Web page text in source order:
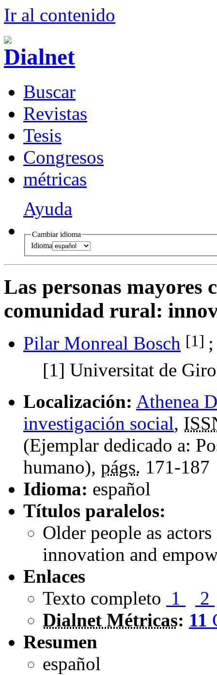
Ir al contenido
Buscar
Revistas
Tesis
Congresos
métricas
Ayuda
Cambiar idioma
Idioma
Las personas mayores
comunidad rural:
Pilar Monreal Bosch [1] ;
[1] Universitat de
Localización: Athenea
investigación social,
(Ejemplar dedicado a:
humano), págs. 171-187
Idioma: español
Títulos paralelos:
Older people as
innovation and
Enlaces
Texto completo 1
2
Dialnet Métricas: 11
Resumen
español